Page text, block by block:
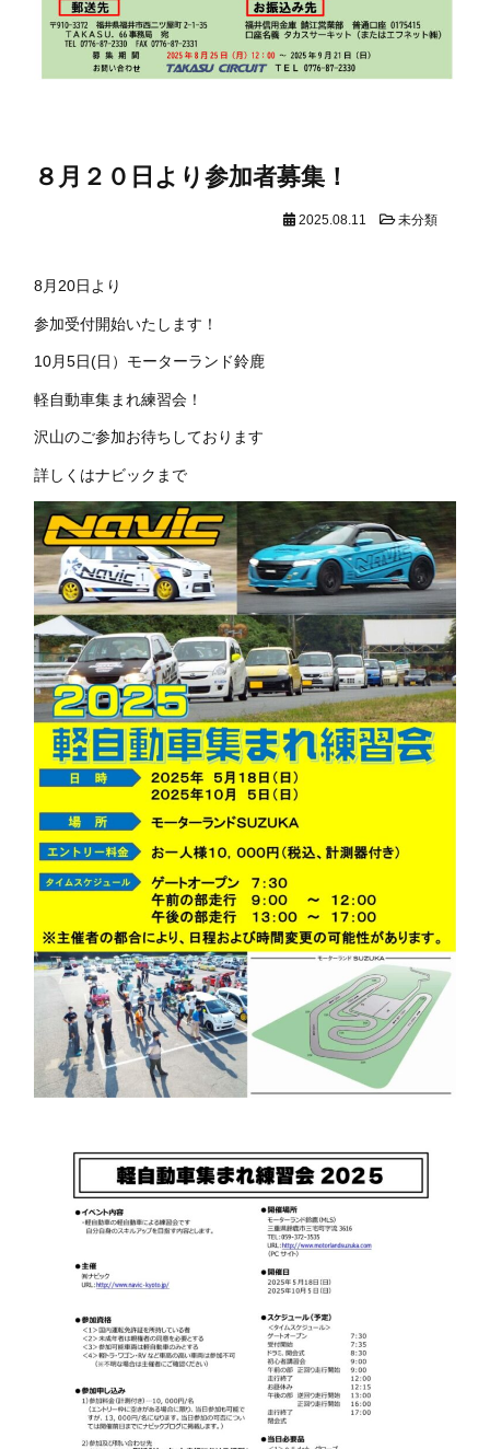
８月２０日より参加者募集！
2025.08.11 未分類
8月20日より
参加受付開始いたします！
10月5日(日）モーターランド鈴鹿
軽自動車集まれ練習会！
沢山のご参加お待ちしております
詳しくはナビックまで